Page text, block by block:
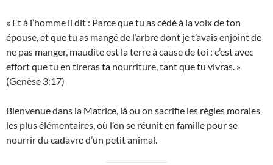
« Et à l’homme il dit : Parce que tu as cédé à la voix de ton
épouse, et que tu as mangé de l’arbre dont je t’avais enjoint de
ne pas manger, maudite est la terre à cause de toi : c’est avec
effort que tu en tireras ta nourriture, tant que tu vivras. »
(Genèse 3:17)
Bienvenue dans la Matrice, là ou on sacrifie les règles morales
les plus élémentaires, où l’on se réunit en famille pour se
nourrir du cadavre d’un petit animal.